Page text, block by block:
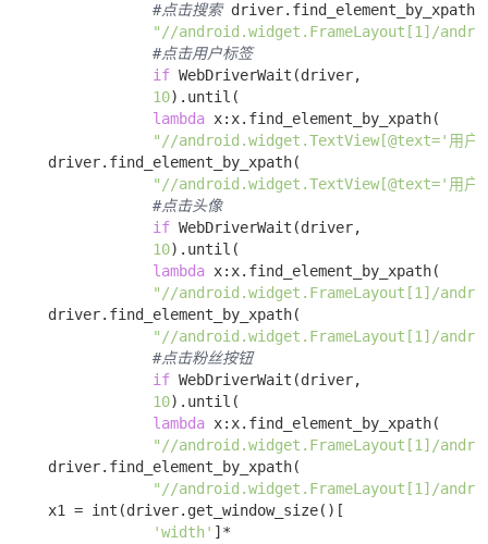
#点击搜索 driver.find_element_by_xpath(
"//android.widget.FrameLayout[1]/
#点击用户标签
if WebDriverWait(driver,
10).until(
lambda x:x.find_element_by_xpath(
"//android.widget.TextView[@text='用
    driver.find_element_by_xpath(
"//android.widget.TextView[@text='用
#点击头像
if WebDriverWait(driver,
10).until(
lambda x:x.find_element_by_xpath(
"//android.widget.FrameLayout[1]/
    driver.find_element_by_xpath(
"//android.widget.FrameLayout[1]/
#点击粉丝按钮
if WebDriverWait(driver,
10).until(
lambda x:x.find_element_by_xpath(
"//android.widget.FrameLayout[1]/
    driver.find_element_by_xpath(
"//android.widget.FrameLayout[1]/
    x1 = int(driver.get_window_size()[
'width' ]*